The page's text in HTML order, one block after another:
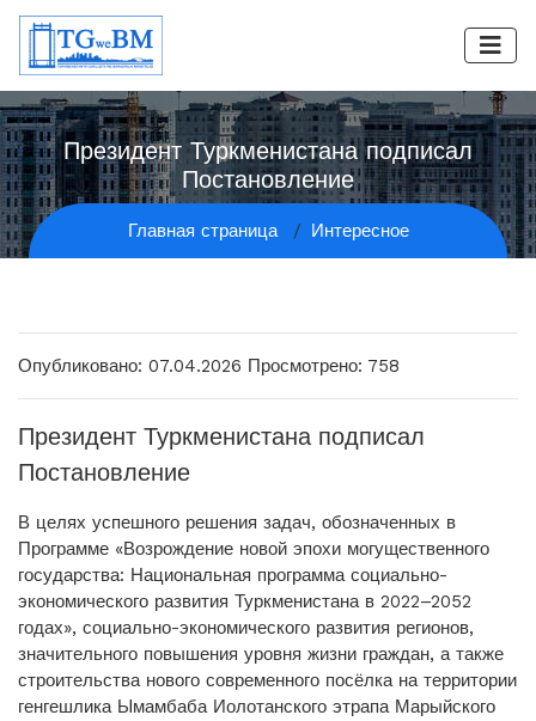
Президент Туркменистана подписал
Постановление
Главная страница Интересное
Опубликовано: 07.04.2026 Просмотрено: 758
Президент Туркменистана подписал
Постановление
В целях успешного решения задач, обозначенных в
Программе «Возрождение новой эпохи могущественного
государства: Национальная программа социально-
экономического развития Туркменистана в 2022–2052
годах», социально-экономического развития регионов,
значительного повышения уровня жизни граждан, а также
строи­тельства нового современного посёлка на территории
генгешлика Ымамбаба Иолотанского этрапа Марыйского